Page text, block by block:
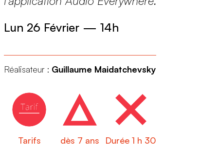
Lun 26 Février — 14h
Réalisateur : Guillaume Maidatchevsky
Tarifs dès 7 ans Durée 1 h 30